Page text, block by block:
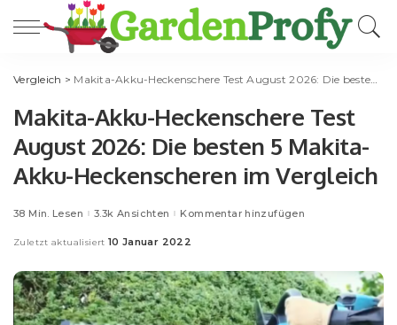
Vergleich > Makita-Akku-Heckenschere Test August 2026: Die besten 5 Makita-Akku-Heckenscheren im Vergleich
Makita-Akku-Heckenschere Test
August 2026: Die besten 5 Makita-
Akku-Heckenscheren im Vergleich
38 Min. Lesen 3.3k Ansichten Kommentar hinzufügen
Zuletzt aktualisiert 10 Januar 2022